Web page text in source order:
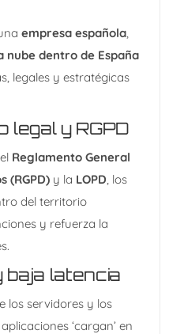
empresa española,
nube dentro de España
legales y estratégicas
legal y RGPD
Reglamento General
(RGPD)y la LOPD, los
del territorio
y refuerza la
baja latencia
los servidores y los
‘cargan’ en